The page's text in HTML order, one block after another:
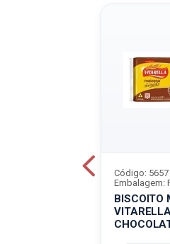
BISCOITO
Código: 5657
Embalagem: